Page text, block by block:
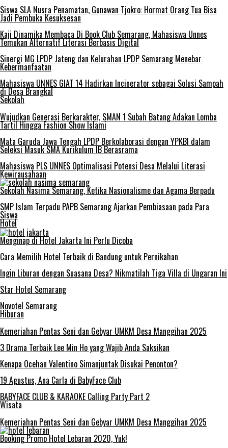
Siswa SLA Nusra Penamatan, Gunawan Tjokro: Hormat Orang Tua Bisa
Jadi Pembuka Kesuksesan
Kaji Dinamika Membaca Di Book Club Semarang, Mahasiswa Unnes
Temukan Alternatif Literasi Berbasis Digital
Sinergi MG LPDP Jateng dan Kelurahan LPDP Semarang Menebar
Kebermanfaatan
Mahasiswa UNNES GIAT 14 Hadirkan Incinerator sebagai Solusi Sampah
di Desa Brangkal
Sekolah
Wujudkan Generasi Berkarakter, SMAN 1 Subah Batang Adakan Lomba
Tartil Hingga Fashion Show Islami
Mata Garuda Jawa Tengah LPDP Berkolaborasi dengan YPKBI dalam
Seleksi Masuk SMA Kurikulum IB Berasrama
Mahasiswa PLS UNNES Optimalisasi Potensi Desa Melalui Literasi
Kewirausahaan
Sekolah Nasima Semarang, Ketika Nasionalisme dan Agama Berpadu
SMP Islam Terpadu PAPB Semarang Ajarkan Pembiasaan pada Para
Siswa
Hotel
Menginap di Hotel Jakarta Ini Perlu Dicoba
Cara Memilih Hotel Terbaik di Bandung untuk Pernikahan
Ingin Liburan dengan Suasana Desa? Nikmatilah Tiga Villa di Ungaran Ini
Star Hotel Semarang
Novotel Semarang
Hiburan
Kemeriahan Pentas Seni dan Gebyar UMKM Desa Manggihan 2025
3 Drama Terbaik Lee Min Ho yang Wajib Anda Saksikan
Kenapa Ocehan Valentino Simanjuntak Disukai Penonton?
19 Agustus, Ana Carla di BabyFace Club
BABYFACE CLUB & KARAOKE Calling Party Part 2
Wisata
Kemeriahan Pentas Seni dan Gebyar UMKM Desa Manggihan 2025
Booking Promo Hotel Lebaran 2020, Yuk!